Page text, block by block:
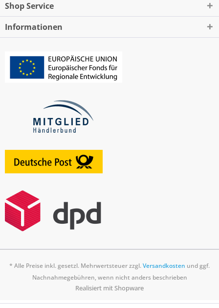
Shop Service
Informationen
* Alle Preise inkl. gesetzl. Mehrwertsteuer zzgl.Versandkosten und ggf.
Nachnahmegebühren, wenn nicht anders beschrieben
Realisiert mit Shopware